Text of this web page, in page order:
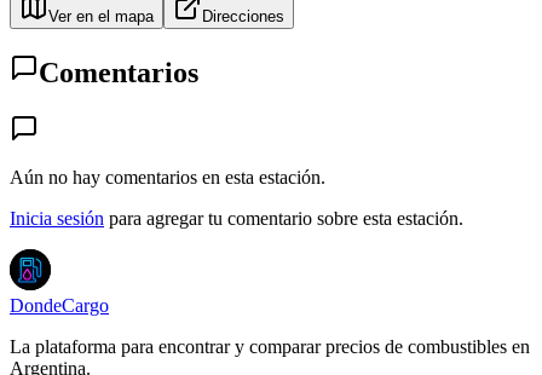
Ver en el mapa Direcciones
Comentarios
Aún no hay comentarios en esta estación.
Inicia sesión para agregar tu comentario sobre esta estación.
DondeCargo
La plataforma para encontrar y comparar precios de combustibles en
Argentina.